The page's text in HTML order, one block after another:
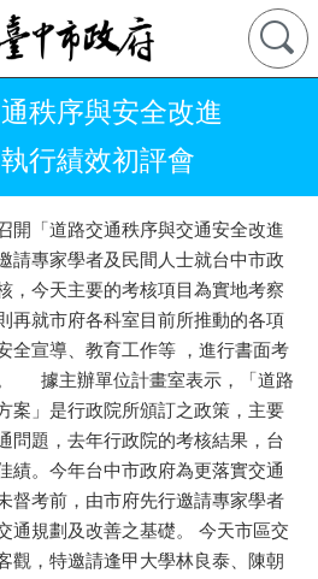
秩序與安全改進
行績效初評會
開「道路交通秩序與交通安全改進
請專家學者及民間人士就台中市政
，今天主要的考核項目為實地考察
再就市府各科室目前所推動的各項
全宣導、教育工作等 ，進行書面考
據主辦單位計畫室表示，「道路
案」是行政院所頒訂之政策，主要
問題，去年行政院的考核結果，台
績。今年台中市政府為更落實交通
督考前，由市府先行邀請專家學者
通規劃及改善之基礎。 今天市區交
觀，特邀請逢甲大學林良泰、陳朝